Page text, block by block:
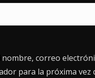
correo
para la próxima vez